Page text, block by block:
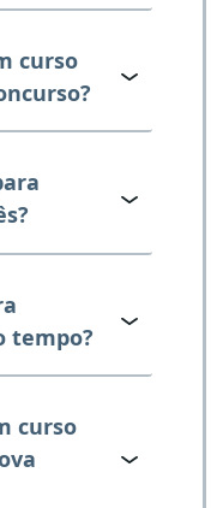
curso
tempo?
curso